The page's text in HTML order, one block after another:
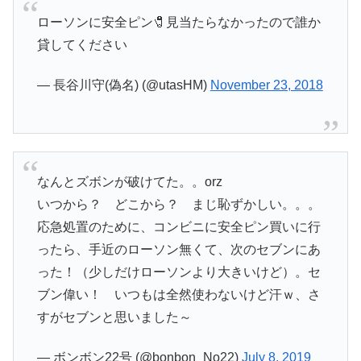
ローソンに安全ピン🧷見当たらなかったので誰か
貸してください
— 長谷川守(偽名) (@utasHM) November 23, 2018
なんとズボンが破けてた。。orz
いつから？ どこから？ まじ恥ずかしい。。。
応急処置のために、コンビニに安全ピン買いに行
ったら、手近のローソン無くて、次のセブンにあ
った！（少しだけローソンより大きいけど）。セ
ブン偉い！ いつもは全然使わないけど汗ｗ、さ
すがセブンと思いました～
— ボンボン22号 (@bonbon_No22) July 8, 2019